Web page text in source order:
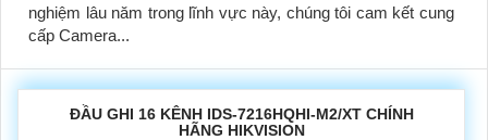
nghiệm lâu năm trong lĩnh vực này, chúng tôi cam kết cung
cấp Camera...
ĐẦU GHI 16 KÊNH IDS-7216HQHI-M2/XT CHÍNH
HÃNG HIKVISION